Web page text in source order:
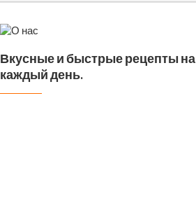
Вкусные и быстрые рецепты на
каждый день.